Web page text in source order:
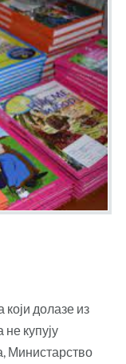
долазе из
купују
Министарство